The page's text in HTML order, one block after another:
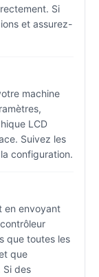
Si
et assurez-
machine
LCD
Suivez les
configuration.
en envoyant
que toutes les
que
Si des